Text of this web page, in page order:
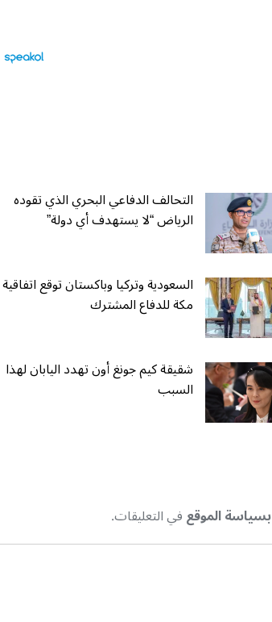
التحالف الدفاعي البحري الذي تقوده
الرياض “لا يستهدف أي دولة”
السعودية وتركيا وباكستان توقع اتفاقية
مكة للدفاع المشترك
شقيقة كيم جونغ أون تهدد اليابان لهذا
السبب
بسياسة الموقعفي التعليقات.